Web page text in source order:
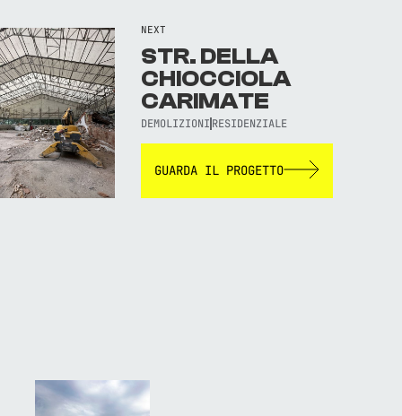
NEXT
STR. DELLA
CHIOCCIOLA
CARIMATE
DEMOLIZIONI RESIDENZIALE
GUARDA IL PROGETTO